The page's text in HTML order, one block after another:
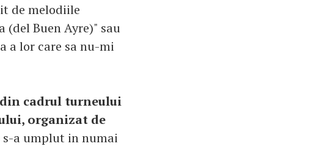
de melodiile
(del Buen Ayre)" sau
a lor care sa nu-mi
cadrul turneului
organizat de
s-a umplut in numai